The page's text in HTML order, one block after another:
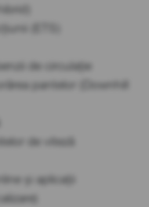
(ETS)
de circulație
pantelor (Downhill
de viteză
și aplicații